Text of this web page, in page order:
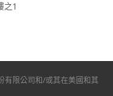
之1
有限公司和/或其在美國和其